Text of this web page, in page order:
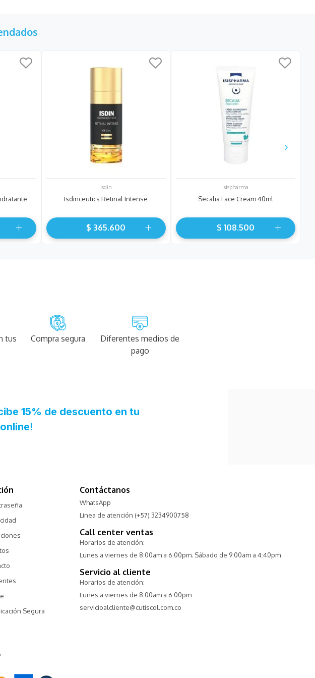
Isdin
Isdinceutics Retinal Intense
$ 365.600
Isispharma
Secalia Face Cream 40ml
$ 108.500
tus
Compra segura
Diferentes medios de
pago
Segura
Contáctanos
WhatsApp
Linea de atención (+57) 3234900758
Call center ventas
Horarios de atención:
Lunes a viernes de 8:00am a 6:00pm. Sábado de 9:00am a 4:40pm
Servicio al cliente
Horarios de atención:
Lunes a viernes de 8:00am a 6:00pm
servicioalcliente@cutiscol.com.co